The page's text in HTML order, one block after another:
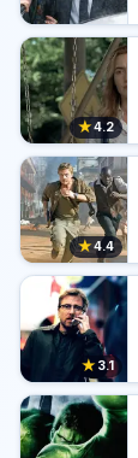
★4.2
★4.4
★ 3.1